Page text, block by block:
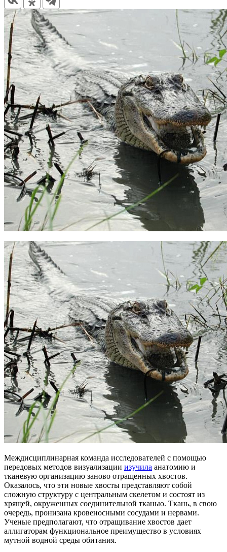
Междисциплинарная команда исследователей с помощью
передовых методов визуализации изучила анатомию и
тканевую организацию заново отращенных хвостов.
Оказалось, что эти новые хвосты представляют собой
сложную структуру с центральным скелетом и состоят из
хрящей, окруженных соединительной тканью. Ткань, в свою
очередь, пронизана кровеносными сосудами и нервами.
Ученые предполагают, что отращивание хвостов дает
аллигаторам функциональное преимущество в условиях
мутной водной среды обитания.